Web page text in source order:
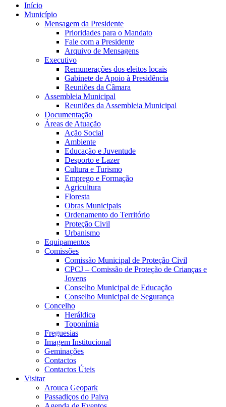
Início
Município
Mensagem da Presidente
Prioridades para o Mandato
Fale com a Presidente
Arquivo de Mensagens
Executivo
Remunerações dos eleitos locais
Gabinete de Apoio à Presidência
Reuniões da Câmara
Assembleia Municipal
Reuniões da Assembleia Municipal
Documentação
Áreas de Atuação
Ação Social
Ambiente
Educação e Juventude
Desporto e Lazer
Cultura e Turismo
Emprego e Formação
Agricultura
Floresta
Obras Municipais
Ordenamento do Território
Proteção Civil
Urbanismo
Equipamentos
Comissões
Comissão Municipal de Proteção Civil
CPCJ – Comissão de Proteção de Crianças e
Jovens
Conselho Municipal de Educação
Conselho Municipal de Segurança
Concelho
Heráldica
Toponímia
Freguesias
Imagem Institucional
Geminações
Contactos
Contactos Úteis
Visitar
Arouca Geopark
Passadiços do Paiva